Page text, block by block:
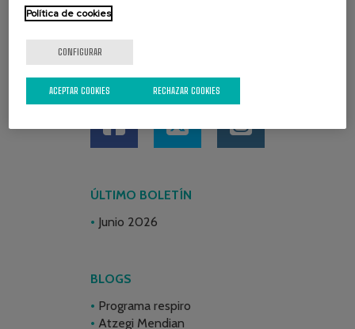
REDES SOCIALES
ÚLTIMO BOLETÍN
Junio 2026
BLOGS
Programa respiro
Atzegi Mendian
Política de cookies
CONFIGURAR
RECHAZAR COOKIES
ACEPTAR COOKIES